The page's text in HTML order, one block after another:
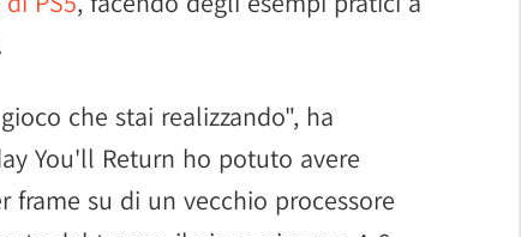
che stai realizzando", ha
You'll Return ho potuto avere
frame su di un vecchio processore